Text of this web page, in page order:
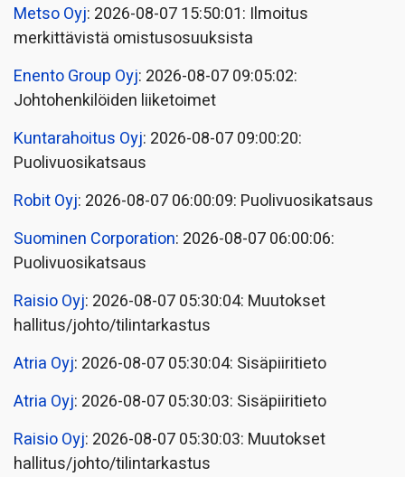
Metso Oyj: 2026-08-07 15:50:01: Ilmoitus
merkittävistä omistusosuuksista
Enento Group Oyj: 2026-08-07 09:05:02:
Johtohenkilöiden liiketoimet
Kuntarahoitus Oyj: 2026-08-07 09:00:20:
Puolivuosikatsaus
Robit Oyj: 2026-08-07 06:00:09: Puolivuosikatsaus
Suominen Corporation: 2026-08-07 06:00:06:
Puolivuosikatsaus
Raisio Oyj: 2026-08-07 05:30:04: Muutokset
hallitus/johto/tilintarkastus
Atria Oyj: 2026-08-07 05:30:04: Sisäpiiritieto
Atria Oyj: 2026-08-07 05:30:03: Sisäpiiritieto
Raisio Oyj: 2026-08-07 05:30:03: Muutokset
hallitus/johto/tilintarkastus